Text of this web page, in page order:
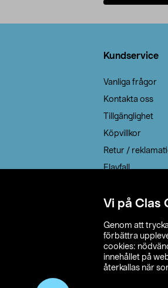
Vi på Clas
Genom att
förbättra
cookies:
innehållet på
återkallas när
Kundservice
Vanliga frågor
Kontakta oss
Tillgänglighet
Köpvillkor
Retur /
Elavfall